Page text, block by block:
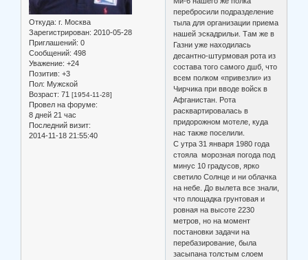
Откуда: г. Москва
Зарегистрирован: 2010-05-28
Приглашений: 0
Сообщений: 498
Уважение: +24
Позитив: +3
Пол: Мужской
Возраст: 71 [1954-11-28]
Провел на форуме:
8 дней 21 час
Последний визит:
2014-11-18 21:55:40
перебросили подразделение
тыла для организации приема
нашей эскадрильи. Там же в
Газни уже находилась
десантно-штурмовая рота из
состава того самого дшб, что
всем полком «привезли» из
Чирчика при вводе войск в
Афганистан. Рота
расквартировалась в
придорожном мотеле, куда
нас также поселили.
С утра 31 января 1980 года
стояла морозная погода под
минус 10 градусов, ярко
светило Солнце и ни облачка
на небе. До вылета все знали,
что площадка грунтовая и
ровная на высоте 2230
метров, но на момент
постановки задачи на
перебазирование, была
засыпана толстым слоем